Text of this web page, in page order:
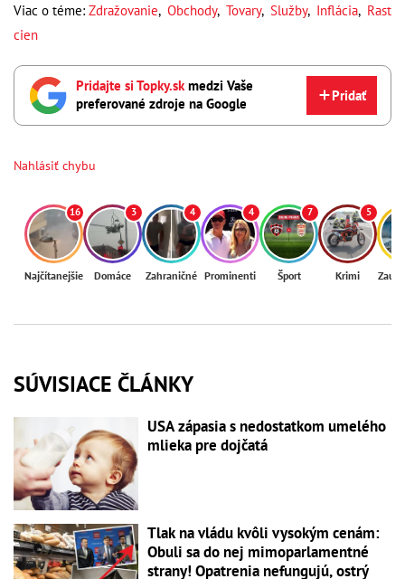
Viac o téme: Zdražovanie, Obchody, Tovary, Služby, Inflácia, Rast
cien
Pridajte si Topky.skmedzi Vaše
preferované zdroje na Google
Pridať
Nahlásiť chybu
16
Najčítanejšie
3
Domáce
4
Zahraničné
4
Prominenti
7
Šport
5
Krimi
SÚVISIACE ČLÁNKY
USA zápasia s nedostatkom umelého
mlieka pre dojčatá
Tlak na vládu kvôli vysokým cenám:
Obuli sa do nej mimoparlamentné
strany! Opatrenia nefungujú, ostrý